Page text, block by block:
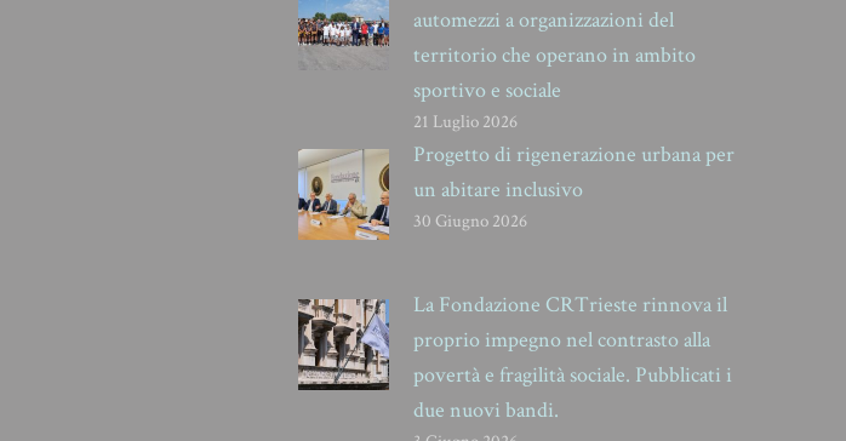
automezzi a organizzazioni del
territorio che operano in ambito
sportivo e sociale
21 Luglio 2026
Progetto di rigenerazione urbana per
un abitare inclusivo
30 Giugno 2026
La Fondazione CRTrieste rinnova il
proprio impegno nel contrasto alla
povertà e fragilità sociale. Pubblicati i
due nuovi bandi.